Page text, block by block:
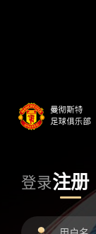
登录注册